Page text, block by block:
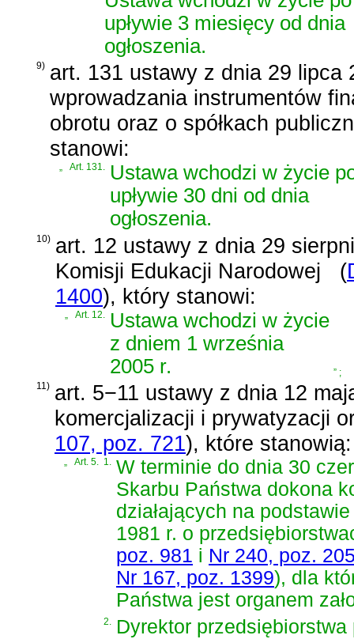
upływie 3 miesięcy od dnia
ogłoszenia.
9) art. 131 ustawy z dnia 29 lipca
wprowadzania instrumentów
obrotu oraz o spółkach
stanowi:
„ Art. 131. Ustawa wchodzi w życie
upływie 30 dni od dnia
ogłoszenia.
10) art. 12 ustawy z dnia 29
Komisji Edukacji Narodowej
(
1400), który stanowi:
„ Art. 12. Ustawa wchodzi w życie
z dniem 1 września
2005 r.
” ;
11) art. 5−11 ustawy z dnia 12
komercjalizacji i prywatyzacji
107, poz. 721), które stanowią:
„ Art. 5. 1. W terminie do dnia 30
Skarbu Państwa dokona
działających na
1981 r. o
poz. 981 i Nr 240, poz.
Nr 167, poz. 1399), dla
Państwa jest organem
2. Dyrektor